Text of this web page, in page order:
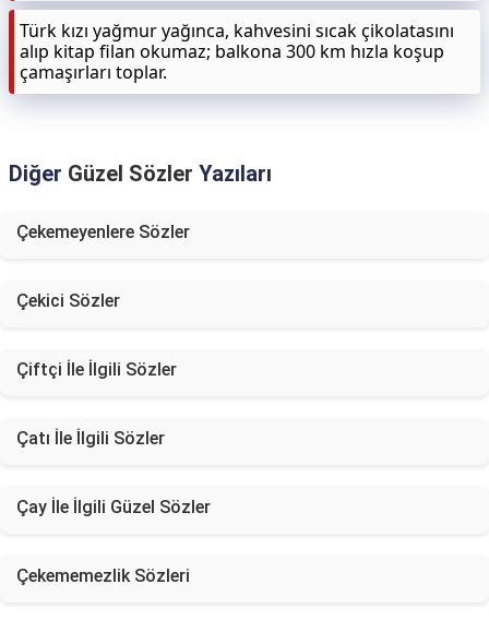
Türk kızı yağmur yağınca, kahvesini sıcak çikolatasını
alıp kitap filan okumaz; balkona 300 km hızla koşup
çamaşırları toplar.
Diğer Güzel Sözler Yazıları
Çekemeyenlere Sözler
Çekici Sözler
Çiftçi İle İlgili Sözler
Çatı İle İlgili Sözler
Çay İle İlgili Güzel Sözler
Çekememezlik Sözleri